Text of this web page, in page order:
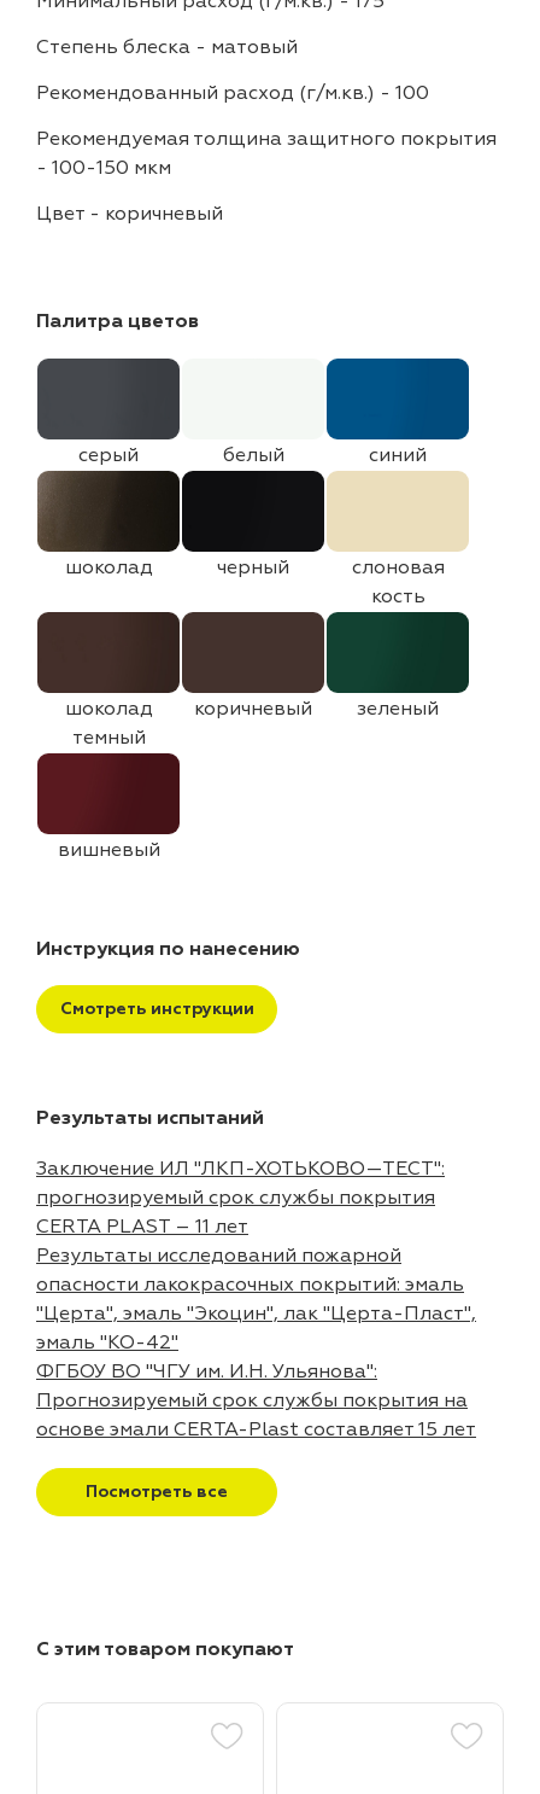
Степень блеска - матовый
Рекомендованный расход (г/м.кв.) - 100
Рекомендуемая толщина защитного покрытия
- 100-150 мкм
Цвет - коричневый
Палитра цветов
серый белый синий
шоколад черный
слоновая
кость
шоколад
темный
коричневый зеленый
вишневый
Инструкция по нанесению
Смотреть инструкции
Результаты испытаний
Заключение ИЛ "ЛКП-ХОТЬКОВО—ТЕСТ":
прогнозируемый срок службы покрытия
CERTA PLAST – 11 лет
Результаты исследований пожарной
опасности лакокрасочных покрытий: эмаль
"Церта", эмаль "Экоцин", лак "Церта-Пласт",
эмаль "КО-42"
ФГБОУ ВО "ЧГУ им. И.Н. Ульянова":
Прогнозируемый срок службы покрытия на
основе эмали CERTA-Plast составляет 15 лет
Посмотреть все
С этим товаром покупают